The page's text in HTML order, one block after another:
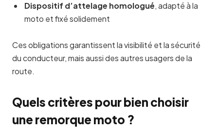
Dispositif d’attelage homologué, adapté à la
moto et fixé solidement
Ces obligations garantissent la visibilité et la sécurité
du conducteur, mais aussi des autres usagers de la
route.
Quels critères pour bien choisir
une remorque moto ?